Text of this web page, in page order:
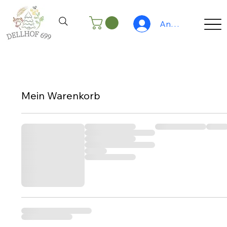
Anmelden
Mein Warenkorb